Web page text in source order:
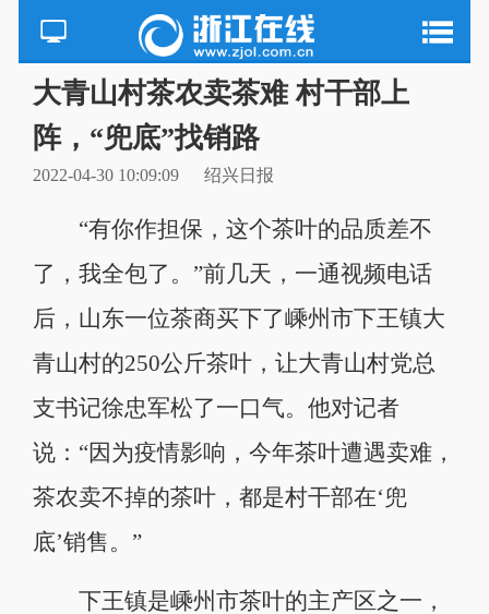
大青山村茶农卖茶难 村干部上
阵，“兜底”找销路
2022-04-30 10:09:09 绍兴日报
“有你作担保，这个茶叶的品质差不
了，我全包了。”前几天，一通视频电话
后，山东一位茶商买下了嵊州市下王镇大
青山村的250公斤茶叶，让大青山村党总
支书记徐忠军松了一口气。他对记者
说：“因为疫情影响，今年茶叶遭遇卖难，
茶农卖不掉的茶叶，都是村干部在‘兜
底’销售。”
下王镇是嵊州市茶叶的主产区之一，